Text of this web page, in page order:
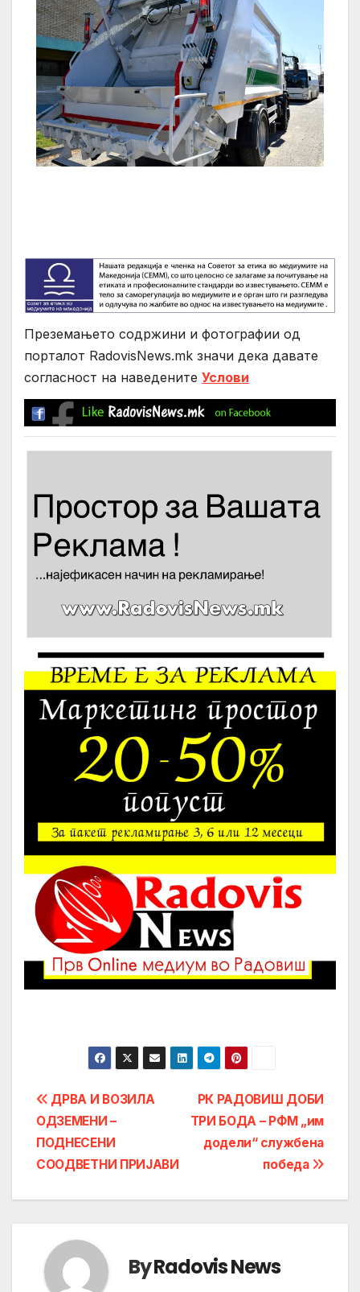
Преземањето содржини и фотографии од
порталот RadovisNews.mk значи дека давате
согласност на нaведените Услови
Post
navigation
РК РАДОВИШ ДОБИ
ТРИ БОДА – РФМ „им
додели“ службена
победа
ДРВА И ВОЗИЛА
ОДЗЕМЕНИ –
ПОДНЕСЕНИ
СООДВЕТНИ ПРИЈАВИ
ByRadovis News